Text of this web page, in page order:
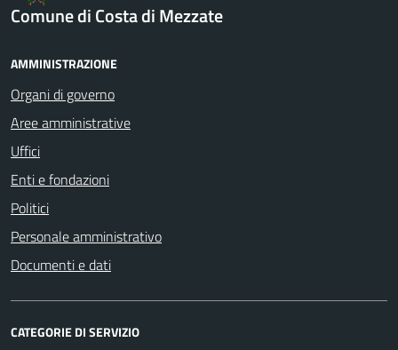
Comune di Costa di Mezzate
AMMINISTRAZIONE
Organi di governo
Aree amministrative
Uffici
Enti e fondazioni
Politici
Personale amministrativo
Documenti e dati
CATEGORIE DI SERVIZIO